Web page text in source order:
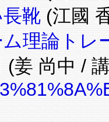
靴(江國
理論トレ
(姜 尚中 /